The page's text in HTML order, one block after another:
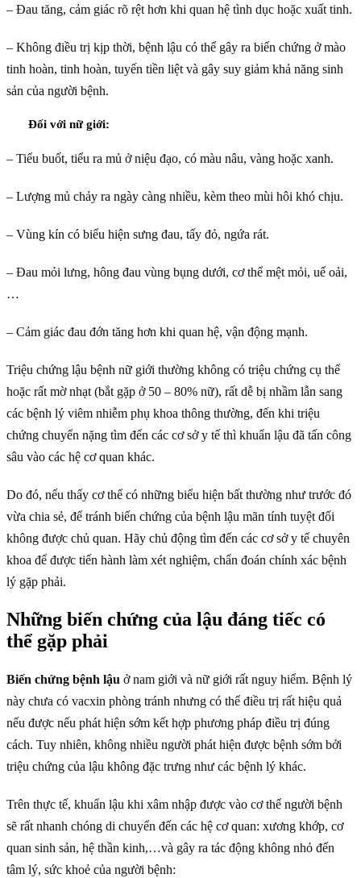
– Đau tăng, cảm giác rõ rệt hơn khi quan hệ tình dục hoặc xuất tinh.
– Không điều trị kịp thời, bệnh lậu có thể gây ra biến chứng ở mào
tinh hoàn, tinh hoàn, tuyến tiền liệt và gây suy giảm khả năng sinh
sản của người bệnh.
Đối với nữ giới:
– Tiểu buốt, tiểu ra mủ ở niệu đạo, có màu nâu, vàng hoặc xanh.
– Lượng mủ chảy ra ngày càng nhiều, kèm theo mùi hôi khó chịu.
– Vùng kín có biểu hiện sưng đau, tấy đỏ, ngứa rát.
– Đau mỏi lưng, hông đau vùng bụng dưới, cơ thể mệt mỏi, uể oải,
…
– Cảm giác đau đớn tăng hơn khi quan hệ, vận động mạnh.
Triệu chứng lậu bệnh nữ giới thường không có triệu chứng cụ thể
hoặc rất mờ nhạt (bắt gặp ở 50 – 80% nữ), rất dễ bị nhầm lẫn sang
các bệnh lý viêm nhiễm phụ khoa thông thường, đến khi triệu
chứng chuyển nặng tìm đến các cơ sở y tế thì khuẩn lậu đã tấn công
sâu vào các hệ cơ quan khác.
Do đó, nếu thấy cơ thể có những biểu hiện bất thường như trước đó
vừa chia sẻ, để tránh biến chứng của bệnh lậu mãn tính tuyệt đối
không được chủ quan. Hãy chủ động tìm đến các cơ sở y tế chuyên
khoa để được tiến hành làm xét nghiệm, chẩn đoán chính xác bệnh
lý gặp phải.
Những biến chứng của lậu đáng tiếc có
thể gặp phải
Biến chứng bệnh lậu ở nam giới và nữ giới rất nguy hiểm. Bệnh lý
này chưa có vacxin phòng tránh nhưng có thể điều trị rất hiệu quả
nếu được nếu phát hiện sớm kết hợp phương pháp điều trị đúng
cách. Tuy nhiên, không nhiều người phát hiện được bệnh sớm bởi
triệu chứng của lậu không đặc trưng như các bệnh lý khác.
Trên thực tế, khuẩn lậu khi xâm nhập được vào cơ thể người bệnh
sẽ rất nhanh chóng di chuyển đến các hệ cơ quan: xương khớp, cơ
quan sinh sản, hệ thần kinh,…và gây ra tác động không nhỏ đến
tâm lý, sức khoẻ của người bệnh: